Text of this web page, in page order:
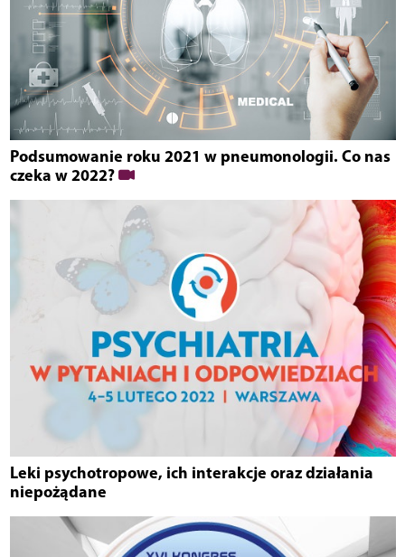
Podsumowanie roku 2021 w pneumonologii. Co nas
czeka w 2022?
Leki psychotropowe, ich interakcje oraz działania
niepożądane